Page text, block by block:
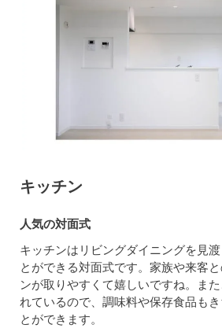
キッチン
人気の対面式
キッチンはリビングダイニングを見
とができる対面式です。家族や来客
ンが取りやすくて嬉しいですね。ま
れているので、調味料や保存食品も
とができます。